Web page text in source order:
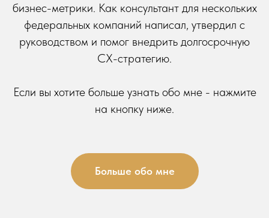
бизнес-метрики. Как консультант для нескольких
федеральных компаний написал, утвердил с
руководством и помог внедрить долгосрочную
СХ-стратегию.
Если вы хотите больше узнать обо мне - нажмите
на кнопку ниже.
Больше обо мне